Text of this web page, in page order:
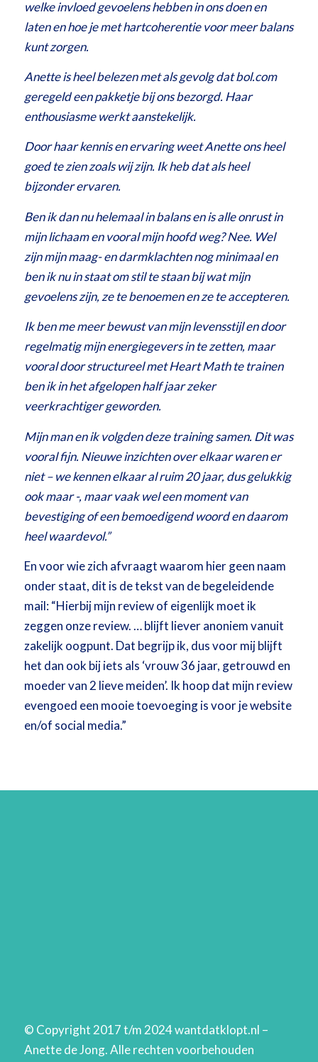
welke invloed gevoelens hebben in ons doen en
laten en hoe je met hartcoherentie voor meer balans
kunt zorgen.
Anette is heel belezen met als gevolg dat bol.com
geregeld een pakketje bij ons bezorgd. Haar
enthousiasme werkt aanstekelijk.
Door haar kennis en ervaring weet Anette ons heel
goed te zien zoals wij zijn. Ik heb dat als heel
bijzonder ervaren.
Ben ik dan nu helemaal in balans en is alle onrust in
mijn lichaam en vooral mijn hoofd weg? Nee. Wel
zijn mijn maag- en darmklachten nog minimaal en
ben ik nu in staat om stil te staan bij wat mijn
gevoelens zijn, ze te benoemen en ze te accepteren.
Ik ben me meer bewust van mijn levensstijl en door
regelmatig mijn energiegevers in te zetten, maar
vooral door structureel met Heart Math te trainen
ben ik in het afgelopen half jaar zeker
veerkrachtiger geworden.
Mijn man en ik volgden deze training samen. Dit was
vooral fijn. Nieuwe inzichten over elkaar waren er
niet – we kennen elkaar al ruim 20 jaar, dus gelukkig
ook maar -, maar vaak wel een moment van
bevestiging of een bemoedigend woord en daarom
heel waardevol.”
En voor wie zich afvraagt waarom hier geen naam
onder staat, dit is de tekst van de begeleidende
mail: “Hierbij mijn review of eigenlijk moet ik
zeggen onze review. … blijft liever anoniem vanuit
zakelijk oogpunt. Dat begrijp ik, dus voor mij blijft
het dan ook bij iets als ‘vrouw 36 jaar, getrouwd en
moeder van 2 lieve meiden’. Ik hoop dat mijn review
evengoed een mooie toevoeging is voor je website
en/of social media.”
© Copyright 2017 t/m 2024 wantdatklopt.nl –
Anette de Jong. Alle rechten voorbehouden